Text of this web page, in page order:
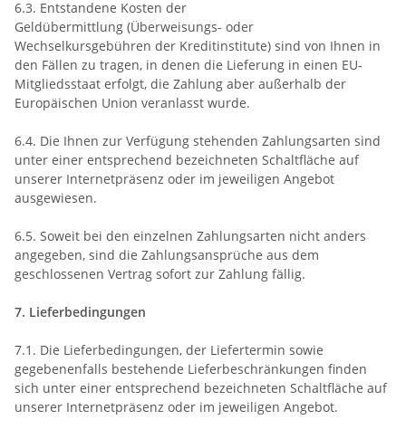
6.3. Entstandene Kosten der
Geldübermittlung (Überweisungs- oder
Wechselkursgebühren der Kreditinstitute) sind von Ihnen in
den Fällen zu tragen, in denen die Lieferung in einen EU-
Mitgliedsstaat erfolgt, die Zahlung aber außerhalb der
Europäischen Union veranlasst wurde.
6.4. Die Ihnen zur Verfügung stehenden Zahlungsarten sind
unter einer entsprechend bezeichneten Schaltfläche auf
unserer Internetpräsenz oder im jeweiligen Angebot
ausgewiesen.
6.5. Soweit bei den einzelnen Zahlungsarten nicht anders
angegeben, sind die Zahlungsansprüche aus dem
geschlossenen Vertrag sofort zur Zahlung fällig.
7. Lieferbedingungen
7.1. Die Lieferbedingungen, der Liefertermin sowie
gegebenenfalls bestehende Lieferbeschränkungen finden
sich unter einer entsprechend bezeichneten Schaltfläche auf
unserer Internetpräsenz oder im jeweiligen Angebot.